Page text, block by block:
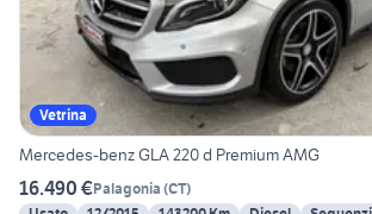
Vetrina
Mercedes-benz GLA 220 d Premium AMG
16.490 €Palagonia (CT)